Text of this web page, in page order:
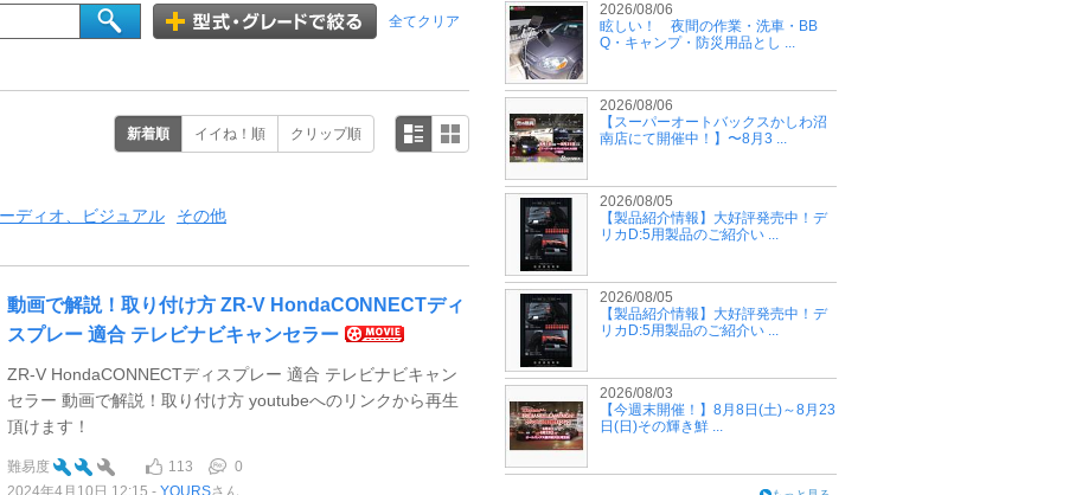
全てクリア
新着順 イイね！順 クリップ順
ディオ、ビジュアル その他
動画で解説！取り付け方 ZR-V HondaCONNECTディ
スプレー 適合 テレビナビキャンセラー
ZR-V HondaCONNECTディスプレー 適合 テレビナビキャン
セラー 動画で解説！取り付け方 youtubeへのリンクから再生
頂けます！
難易度 113
0
2024年4月10日 12:15
YOURSさん
2026/08/06
眩しい！ 夜間の作業・洗車・BB
Q・キャンプ・防災用品とし ...
2026/08/06
【スーパーオートバックスかしわ沼
南店にて開催中！】〜8月3 ...
2026/08/05
【製品紹介情報】大好評発売中！デ
リカD:5用製品のご紹介い ...
2026/08/05
【製品紹介情報】大好評発売中！デ
リカD:5用製品のご紹介い ...
2026/08/03
【今週末開催！】8月8日(土)～8月23
日(日)その輝き鮮 ...